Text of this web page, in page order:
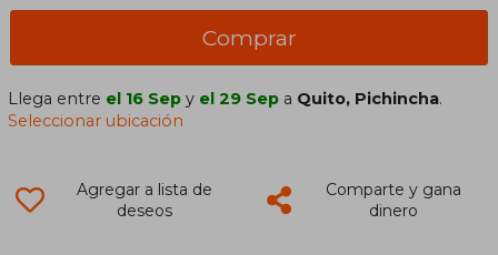
Comprar
Llega entre el 16 Sep y el 29 Sep a Quito, Pichincha.
Seleccionar ubicación
Agregar a lista de
deseos
Comparte y gana
dinero